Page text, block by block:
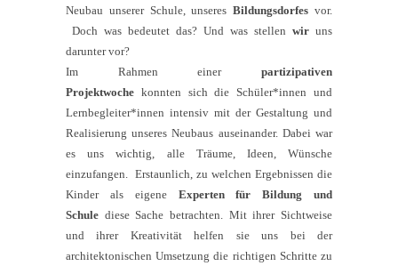
Neubau unserer Schule, unseresBildungsdorfes vor.
Doch was bedeutet das? Und was stellen wir uns
darunter vor?
Im Rahmen einer partizipativen
Projektwoche konnten sich die Schüler*innen und
Lernbegleiter*innen intensiv mit der Gestaltung und
Realisierung unseres Neubaus auseinander. Dabei war
es uns wichtig, alle Träume, Ideen, Wünsche
einzufangen. Erstaunlich, zu welchen Ergebnissen die
Kinder als eigene Experten für Bildung und
Schule diese Sache betrachten. Mit ihrer Sichtweise
und ihrer Kreativität helfen sie uns bei der
architektonischen Umsetzung die richtigen Schritte zu